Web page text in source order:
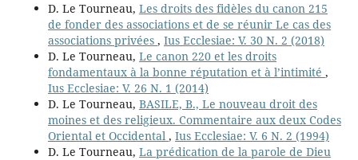
D. Le Tourneau, Les droits des fidèles du canon 215
de fonder des associations et de se réunir Le cas des
associations privées , Ius Ecclesiae: V. 30 N. 2 (2018)
D. Le Tourneau, Le canon 220 et les droits
fondamentaux à la bonne réputation et à l’intimité ,
Ius Ecclesiae: V. 26 N. 1 (2014)
D. Le Tourneau, BASILE, B., Le nouveau droit des
moines et des religieux. Commentaire aux deux Codes
Oriental et Occidental , Ius Ecclesiae: V. 6 N. 2 (1994)
D. Le Tourneau, La prédication de la parole de Dieu